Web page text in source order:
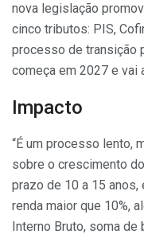
nova legislação
cinco tributos: PIS,
processo de transição
começa em 2027 e vai
Impacto
“É um processo lento,
sobre o crescimento
prazo de 10 a 15
renda maior que 10%,
Interno Bruto, soma